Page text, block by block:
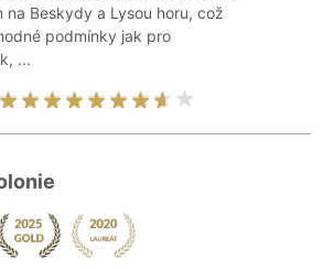
na Beskydy a Lysou horu, což
podmínky jak pro
...